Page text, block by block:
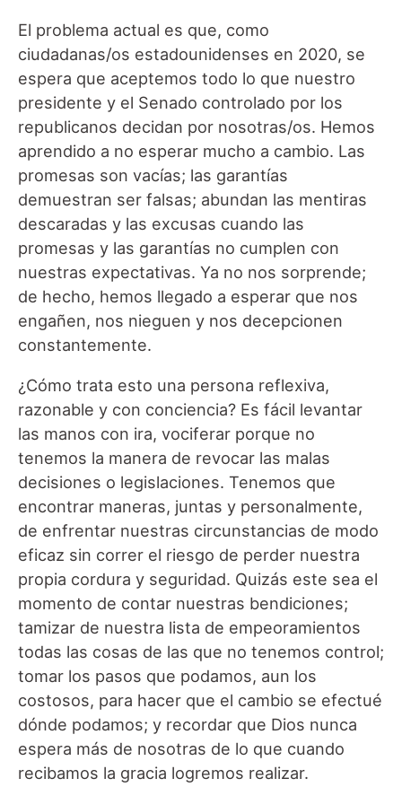
El problema actual es que, como
ciudadanas/os estadounidenses en 2020, se
espera que aceptemos todo lo que nuestro
presidente y el Senado controlado por los
republicanos decidan por nosotras/os. Hemos
aprendido a no esperar mucho a cambio. Las
promesas son vacías; las garantías
demuestran ser falsas; abundan las mentiras
descaradas y las excusas cuando las
promesas y las garantías no cumplen con
nuestras expectativas. Ya no nos sorprende;
de hecho, hemos llegado a esperar que nos
engañen, nos nieguen y nos decepcionen
constantemente.
¿Cómo trata esto una persona reflexiva,
razonable y con conciencia? Es fácil levantar
las manos con ira, vociferar porque no
tenemos la manera de revocar las malas
decisiones o legislaciones. Tenemos que
encontrar maneras, juntas y personalmente,
de enfrentar nuestras circunstancias de modo
eficaz sin correr el riesgo de perder nuestra
propia cordura y seguridad. Quizás este sea el
momento de contar nuestras bendiciones;
tamizar de nuestra lista de empeoramientos
todas las cosas de las que no tenemos control;
tomar los pasos que podamos, aun los
costosos, para hacer que el cambio se efectué
dónde podamos; y recordar que Dios nunca
espera más de nosotras de lo que cuando
recibamos la gracia logremos realizar.